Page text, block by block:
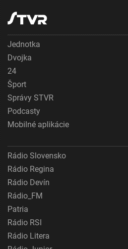
Jednotka
Dvojka
24
Šport
Správy STVR
Podcasty
Mobilné aplikácie
Rádio Slovensko
Rádio Regina
Rádio Devín
Rádio_FM
Patria
Rádio RSI
Rádio Litera